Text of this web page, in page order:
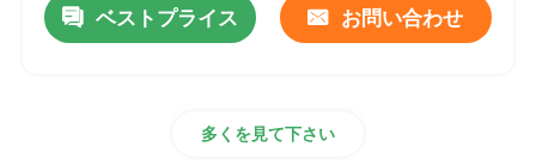
ベストプライス お問い合わせ
多くを見て下さい